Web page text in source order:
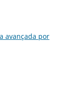
avançada por